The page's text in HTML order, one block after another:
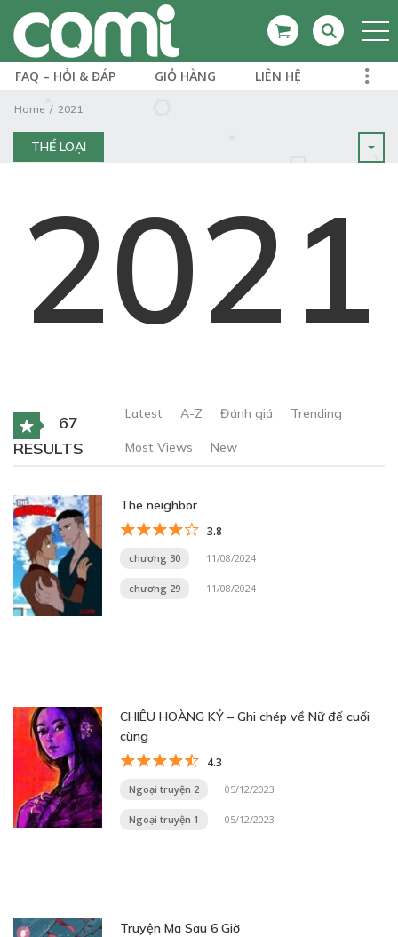
FAQ – HỎI & ĐÁP GIỎ HÀNG LIÊN HỆ
Home 2021
THỂ LOẠI
2021
67
RESULTS
Latest A-Z Đánh giá Trending
Most Views New
The neighbor
3.8
chương 30 11/08/2024
chương 29 11/08/2024
CHIÊU HOÀNG KỶ – Ghi chép về Nữ đế cuối
cùng
4.3
Ngoại truyện 2 05/12/2023
Ngoại truyện 1 05/12/2023
Truyện Ma Sau 6 Giờ